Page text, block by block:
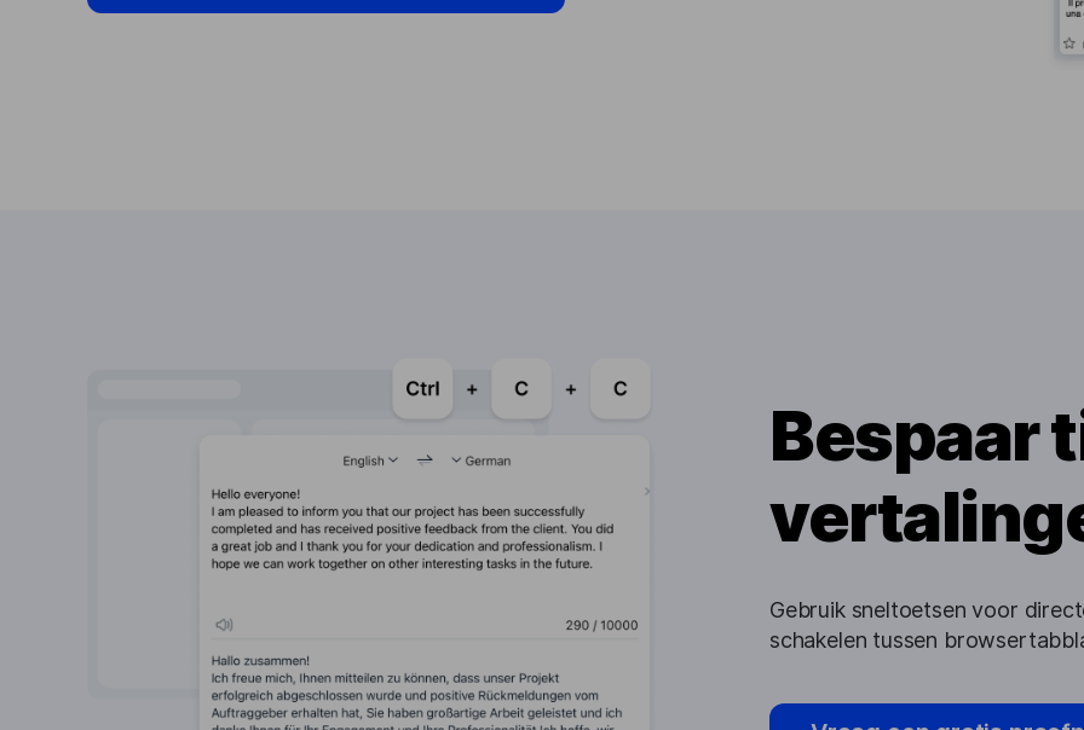
Bespaar
Gebruik sneltoetsen voor
schakelen tussen